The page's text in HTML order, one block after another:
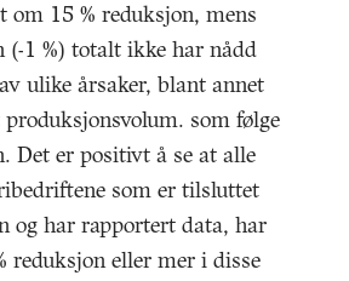
om 15 % reduksjon, mens
(-1 %) totalt ikke har nådd
ulike årsaker, blant annet
som følge
Det er positivt å se at alle
som er tilsluttet
og har rapportert data, har
reduksjon eller mer i disse